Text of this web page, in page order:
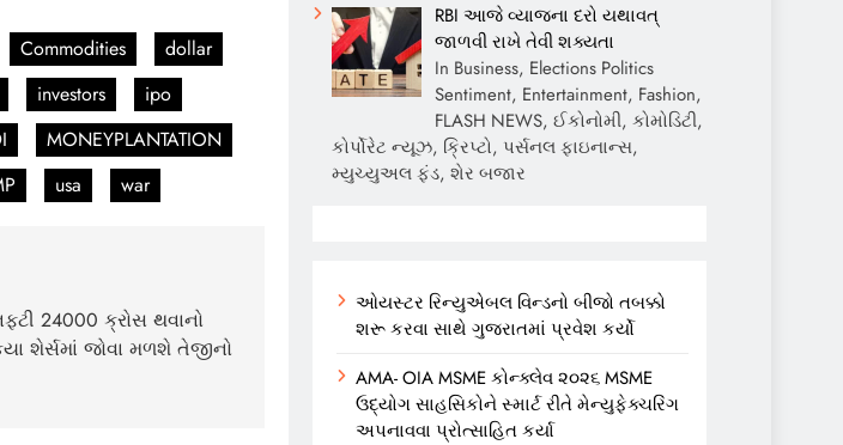
Commodities
dollar
investors
ipo
MONEYPLANTATION
usa war
24000 ક્રોસ થવાનો
શેર્સમાં જોવા મળશે તેજીનો
RBI આજે વ્યાજના દરો યથાવત્
જાળવી રાખે તેવી શક્યતા
In Business, Elections Politics
Sentiment, Entertainment, Fashion,
FLASH NEWS, ઈકોનોમી, કોમોડિટી,
કોર્પોરેટ ન્યૂઝ, ક્રિપ્ટો, પર્સનલ ફાઇનાન્સ,
મ્યુચ્યુઅલ ફંડ, શેર બજાર
ઓયસ્ટર રિન્યુએબલ વિન્ડનો બીજો તબક્કો
શરૂ કરવા સાથે ગુજરાતમાં પ્રવેશ કર્યો
AMA- OIA MSME કોન્ક્લેવ ૨૦૨૬ MSME
ઉદ્યોગ સાહસિકોને સ્માર્ટ રીતે મેન્યુફેક્ચરિંગ
અપનાવવા પ્રોત્સાહિત કર્યા